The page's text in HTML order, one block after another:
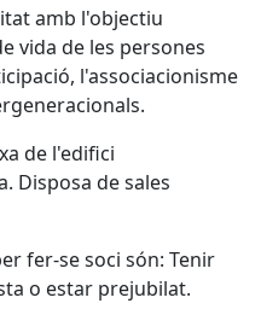
amb l'objectiu
vida de les persones
l'associacionisme
de l'edifici
Disposa de sales
fer-se soci són: Tenir
o estar prejubilat.